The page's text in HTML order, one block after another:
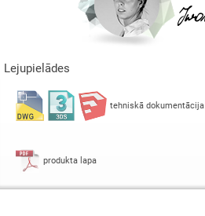
Lejupielādes
tehniskā dokumentācija
produkta lapa